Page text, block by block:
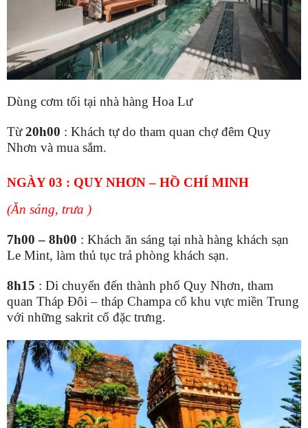
Dùng cơm tối tại nhà hàng Hoa Lư
Từ20h00 : Khách tự do tham quan chợ đêm Quy
Nhơn và mua sắm.
NGÀY 03 : QUY NHƠN – HỒ CHÍ MINH
(Ăn sáng, trưa )
7h00 – 8h00 : Khách ăn sáng tại nhà hàng khách sạn
Le Mint, làm thủ tục trả phòng khách sạn.
8h15 : Di chuyển đến thành phố Quy Nhơn, tham
quan Tháp Đôi– tháp Champa cổ khu vực miền Trung
với những sakrit cổ đặc trưng.